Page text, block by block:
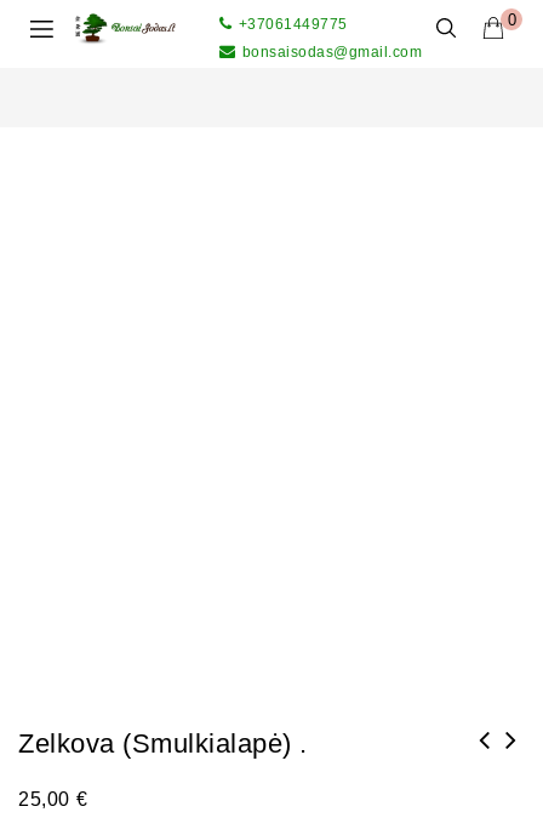
0
+37061449775
bonsaisodas@gmail.com
Zelkova (smulkialapė) .
25,00 €